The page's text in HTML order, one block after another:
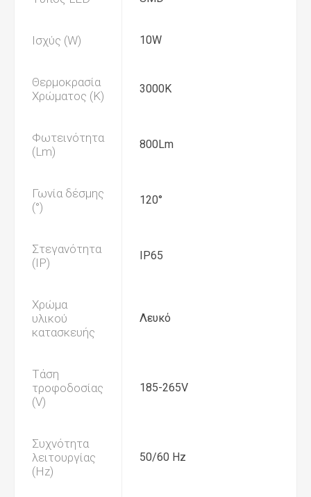
Ισχύς (W) 10W
Θερμοκρασία
Χρώματος (K)
3000K
Φωτεινότητα
(Lm)
800Lm
Γωνία δέσμης
(°)
120°
Στεγανότητα
(IP)
IP65
Χρώμα
υλικού
κατασκευής
Λευκό
Τάση
τροφοδοσίας
(V)
185-265V
Συχνότητα
λειτουργίας
(Hz)
50/60 Hz